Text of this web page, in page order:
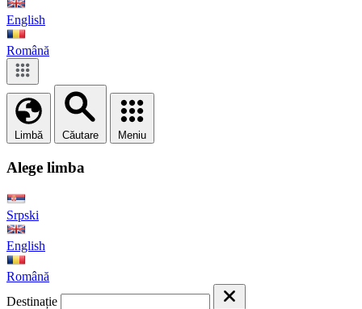
English
Română
Limbă Căutare Meniu
Alege limba
Srpski
English
Română
Destinație